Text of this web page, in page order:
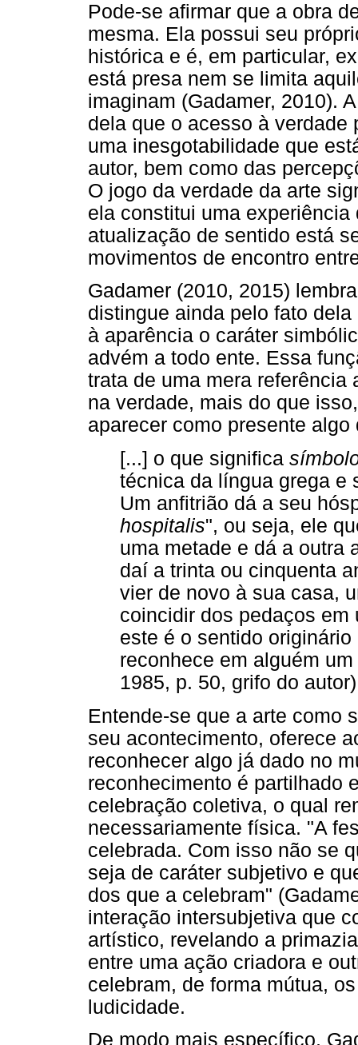
Pode-se afirmar que a obra
mesma. Ela possui seu
histórica e é, em particular,
está presa nem se limita
imaginam (Gadamer, 2010).
dela que o acesso à verdade
uma inesgotabilidade que
autor, bem como das
O jogo da verdade da arte
ela constitui uma
atualização de sentido está
movimentos de encontro
Gadamer (2010, 2015)
distingue ainda pelo fato
à aparência o caráter
advém a todo ente. Essa
trata de uma mera referência
na verdade, mais do que
aparecer como presente
[...] o que significa
técnica da língua grega e
Um anfitrião dá a seu
hospitalis", ou seja, ele
uma metade e dá a outra
daí a trinta ou cinquenta
vier de novo à sua casa,
coincidir dos pedaços em
este é o sentido
reconhece em alguém
1985, p. 50, grifo do
Entende-se que a arte como
seu acontecimento, oferece
reconhecer algo já dado no
reconhecimento é partilhado
celebração coletiva, o qual
necessariamente física. "A
celebrada. Com isso não se
seja de caráter subjetivo e
dos que a celebram"
interação intersubjetiva que
artístico, revelando a
entre uma ação criadora e
celebram, de forma mútua,
ludicidade.
De modo mais específico,